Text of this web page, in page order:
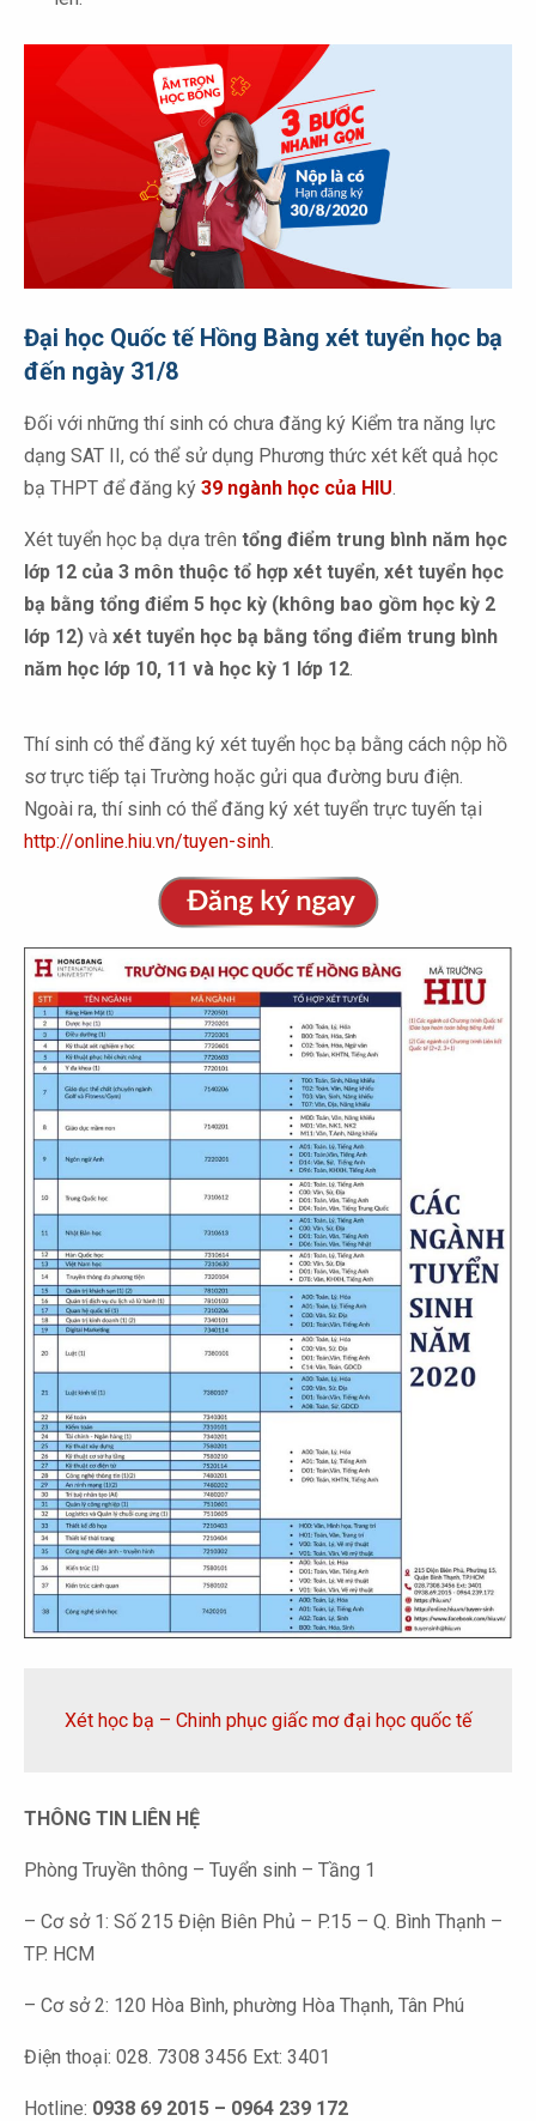
Đại học Quốc tế Hồng Bàng xét tuyển học bạ
đến ngày 31/8
Đối với những thí sinh có chưa đăng ký Kiểm tra năng lực
dạng SAT II, có thể sử dụng Phương thức xét kết quả học
bạ THPT để đăng ký 39 ngành học của HIU.
Xét tuyển học bạ dựa trên tổng điểm trung bình năm học
lớp 12 của 3 môn thuộc tổ hợp xét tuyển, xét tuyển học
bạ bằng tổng điểm 5 học kỳ (không bao gồm học kỳ 2
lớp 12) và xét tuyển học bạ bằng tổng điểm trung bình
năm học lớp 10, 11 và học kỳ 1 lớp 12.
Thí sinh có thể đăng ký xét tuyển học bạ bằng cách nộp hồ
sơ trực tiếp tại Trường hoặc gửi qua đường bưu điện.
Ngoài ra, thí sinh có thể đăng ký xét tuyển trực tuyến tại
http://online.hiu.vn/tuyen-sinh.
Xét học bạ – Chinh phục giấc mơ đại học quốc tế
THÔNG TIN LIÊN HỆ
Phòng Truyền thông – Tuyển sinh – Tầng 1
– Cơ sở 1: Số 215 Điện Biên Phủ – P.15 – Q. Bình Thạnh –
TP. HCM
– Cơ sở 2: 120 Hòa Bình, phường Hòa Thạnh, Tân Phú
Điện thoại: 028. 7308 3456 Ext: 3401
Hotline: 0938 69 2015 – 0964 239 172